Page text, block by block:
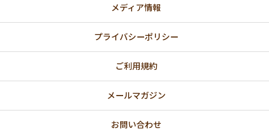
🌈 プライド月間｜レインボーカラー
🍁 秋
🎃ハッピーハロウィン特集
メディア情報
プライバシーポリシー
ご利用規約
メールマガジン
お問い合わせ